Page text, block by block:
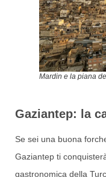
Mardin e la piana
Gaziantep: la
Se sei una buona
Gaziantep ti
gastronomica della